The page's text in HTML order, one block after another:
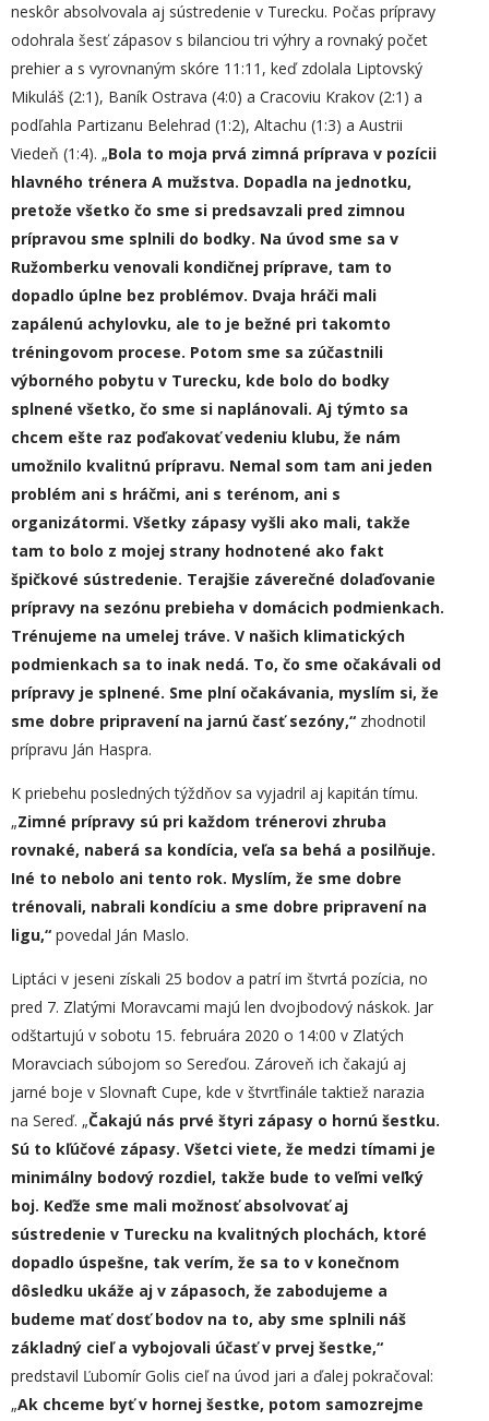
neskôr absolvovala aj sústredenie v Turecku. Počas prípravy
odohrala šesť zápasov s bilanciou tri výhry a rovnaký počet
prehier a s vyrovnaným skóre 11:11, keď zdolala Liptovský
Mikuláš (2:1), Baník Ostrava (4:0) a Cracoviu Krakov (2:1) a
podľahla Partizanu Belehrad (1:2), Altachu (1:3) a Austrii
Viedeň (1:4). „Bola to moja prvá zimná príprava v pozícii
hlavného trénera A mužstva. Dopadla na jednotku,
pretože všetko čo sme si predsavzali pred zimnou
prípravou sme splnili do bodky. Na úvod sme sa v
Ružomberku venovali kondičnej príprave, tam to
dopadlo úplne bez problémov. Dvaja hráči mali
zapálenú achylovku, ale to je bežné pri takomto
tréningovom procese. Potom sme sa zúčastnili
výborného pobytu v Turecku, kde bolo do bodky
splnené všetko, čo sme si naplánovali. Aj týmto sa
chcem ešte raz poďakovať vedeniu klubu, že nám
umožnilo kvalitnú prípravu. Nemal som tam ani jeden
problém ani s hráčmi, ani s terénom, ani s
organizátormi. Všetky zápasy vyšli ako mali, takže
tam to bolo z mojej strany hodnotené ako fakt
špičkové sústredenie. Terajšie záverečné dolaďovanie
prípravy na sezónu prebieha v domácich podmienkach.
Trénujeme na umelej tráve. V našich klimatických
podmienkach sa to inak nedá. To, čo sme očakávali od
prípravy je splnené. Sme plní očakávania, myslím si, že
sme dobre pripravení na jarnú časť sezóny,“ zhodnotil
prípravu Ján Haspra.
K priebehu posledných týždňov sa vyjadril aj kapitán tímu.
„Zimné prípravy sú pri každom trénerovi zhruba
rovnaké, naberá sa kondícia, veľa sa behá a posilňuje.
Iné to nebolo ani tento rok. Myslím, že sme dobre
trénovali, nabrali kondíciu a sme dobre pripravení na
ligu,“ povedal Ján Maslo.
Liptáci v jeseni získali 25 bodov a patrí im štvrtá pozícia, no
pred 7. Zlatými Moravcami majú len dvojbodový náskok. Jar
odštartujú v sobotu 15. februára 2020 o 14:00 v Zlatých
Moravciach súbojom so Sereďou. Zároveň ich čakajú aj
jarné boje v Slovnaft Cupe, kde v štvrťfinále taktiež narazia
na Sereď. „Čakajú nás prvé štyri zápasy o hornú šestku.
Sú to kľúčové zápasy. Všetci viete, že medzi tímami je
minimálny bodový rozdiel, takže bude to veľmi veľký
boj. Keďže sme mali možnosť absolvovať aj
sústredenie v Turecku na kvalitných plochách, ktoré
dopadlo úspešne, tak verím, že sa to v konečnom
dôsledku ukáže aj v zápasoch, že zabodujeme a
budeme mať dosť bodov na to, aby sme splnili náš
základný cieľ a vybojovali účasť v prvej šestke,“
predstavil Ľubomír Golis cieľ na úvod jari a ďalej pokračoval:
„Ak chceme byť v hornej šestke, potom samozrejme